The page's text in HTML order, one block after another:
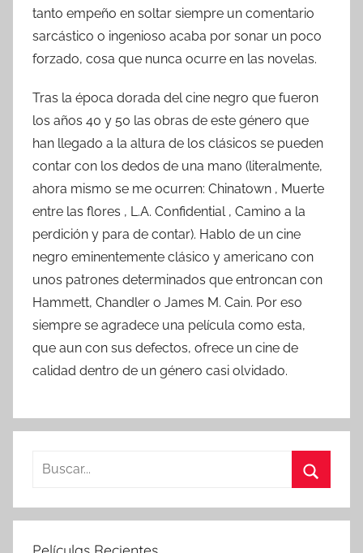
tanto empeño en soltar siempre un comentario
sarcástico o ingenioso acaba por sonar un poco
forzado, cosa que nunca ocurre en las novelas.
Tras la época dorada del cine negro que fueron
los años 40 y 50 las obras de este género que
han llegado a la altura de los clásicos se pueden
contar con los dedos de una mano (literalmente,
ahora mismo se me ocurren: Chinatown , Muerte
entre las flores , L.A. Confidential , Camino a la
perdición y para de contar). Hablo de un cine
negro eminentemente clásico y americano con
unos patrones determinados que entroncan con
Hammett, Chandler o James M. Cain. Por eso
siempre se agradece una película como esta,
que aun con sus defectos, ofrece un cine de
calidad dentro de un género casi olvidado.
s
u